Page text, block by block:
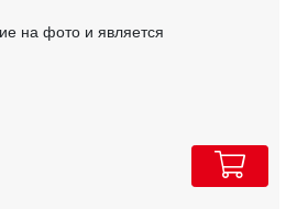
на фото и является